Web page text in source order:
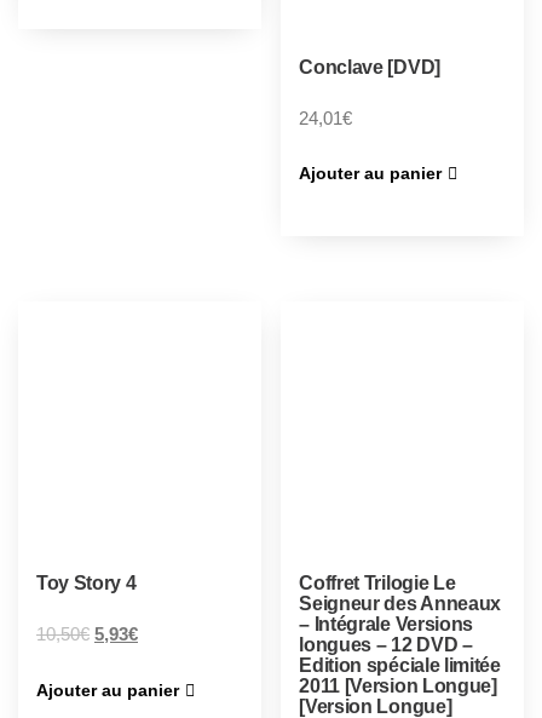
Conclave [DVD]
24,01€
Ajouter au panier
Toy Story 4
10,50€ 5,93€
Ajouter au panier
Coffret Trilogie Le
Seigneur des Anneaux
– Intégrale Versions
longues – 12 DVD –
Edition spéciale limitée
2011 [Version Longue]
[Version Longue]